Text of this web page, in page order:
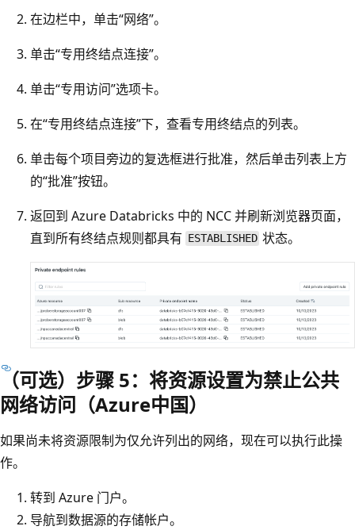
在边栏中，单击“网络”。
单击“专用终结点连接”。
单击“专用访问”选项卡。
在“专用终结点连接”下，查看专用终结点的列表。
单击每个项目旁边的复选框进行批准，然后单击列表上方
的“批准”按钮。
返回到 Azure Databricks 中的 NCC 并刷新浏览器页面，
直到所有终结点规则都具有 ESTABLISHED 状态。
（可选）步骤 5：将资源设置为禁止公共
网络访问（Azure中国）
如果尚未将资源限制为仅允许列出的网络，现在可以执行此操
作。
转到 Azure 门户。
导航到数据源的存储帐户。